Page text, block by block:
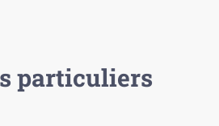
particuliers